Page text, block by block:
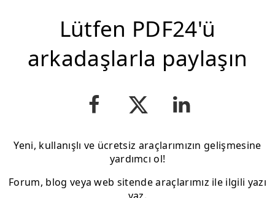
Lütfen PDF24'ü
arkadaşlarla paylaşın
Yeni, kullanışlı ve ücretsiz araçlarımızın gelişmesine
yardımcı ol!
Forum, blog veya web sitende araçlarımız ile ilgili yazı